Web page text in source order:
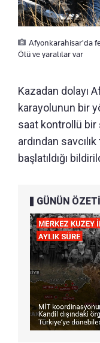
Afyonkarahisar'da
Ölü ve yaralılar var
Kazadan dolayı
karayolunun bir
saat kontrollü bir
ardından
başlatıldığı
GÜNÜN ÖZETİ